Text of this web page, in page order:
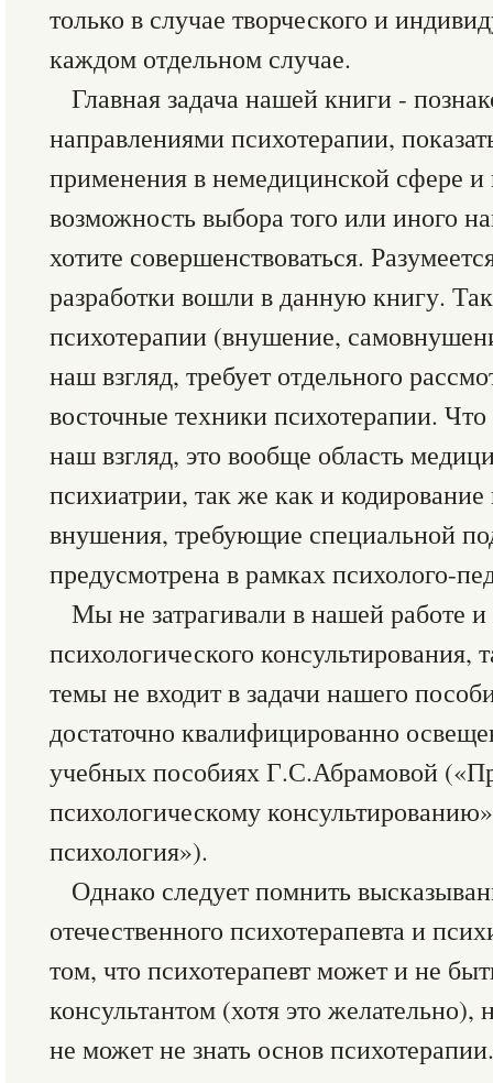
только в случае творческого и
каждом отдельном случае.
Главная задача нашей книги -
направлениями психотерапии,
применения в немедицинской сфере и
возможность выбора того или иного
хотите совершенствоваться.
разработки вошли в данную книгу.
психотерапии (внушение,
наш взгляд, требует отдельного
восточные техники психотерапии. Что
наш взгляд, это вообще область
психиатрии, так же как и
внушения, требующие специальной
предусмотрена в рамках психолого-
Мы не затрагивали в нашей работе
психологического консультирования,
темы не входит в задачи нашего
достаточно квалифицированно
учебных пособиях Г.С.Абрамовой
психологическому
психология»).
Однако следует помнить
отечественного психотерапевта и
том, что психотерапевт может и не
консультантом (хотя это желательно),
не может не знать основ психотерапии.